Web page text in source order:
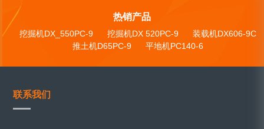
热销产品
挖掘机DX_550PC-9 挖掘机DX 520PC-9
装载机DX606-9C
推土机D65PC-9
平地机PC140-6
联系我们